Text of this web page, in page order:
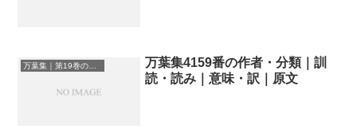
万葉集｜第19巻の和歌一覧
万葉集4159番の作者・分類｜訓
読・読み｜意味・訳｜原文